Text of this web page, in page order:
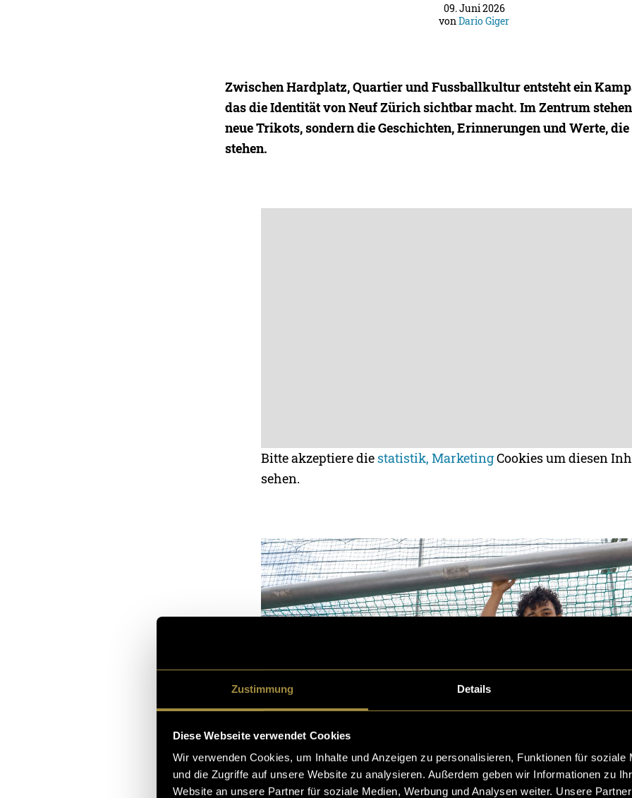
Zustimmung Details
Diese Webseite verwendet Cookies
Wir verwenden Cookies, um Inhalte und Anzeigen zu personalisieren, Funktionen für soziale
und die Zugriffe auf unsere Website zu analysieren. Außerdem geben wir Informationen zu
Website an unsere Partner für soziale Medien, Werbung und Analysen weiter. Unsere
09. Juni 2026
vonDario Giger
Zwischen Hardplatz, Quartier und Fussballkultur entsteht ein
das die Identität von Neuf Zürich sichtbar macht. Im Zentrum
neue Trikots, sondern die Geschichten, Erinnerungen und Werte,
stehen.
Bitte akzeptiere die statistik, MarketingCookies um diesen
sehen.